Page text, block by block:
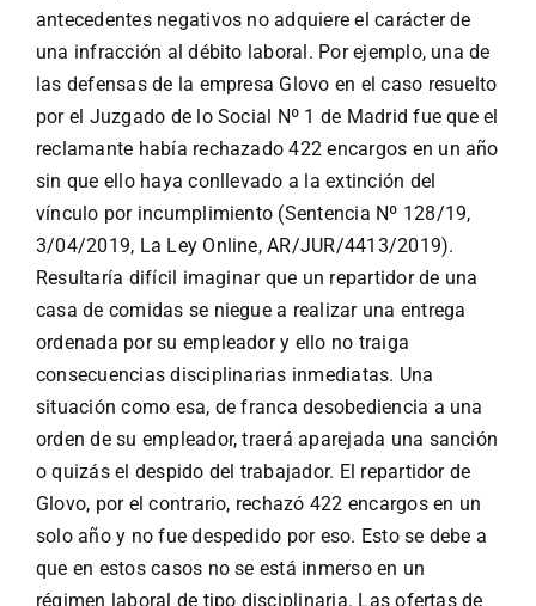
antecedentes negativos no adquiere el carácter de
una infracción al débito laboral. Por ejemplo, una de
las defensas de la empresa Glovo en el caso resuelto
por el Juzgado de lo Social Nº 1 de Madrid fue que el
reclamante había rechazado 422 encargos en un año
sin que ello haya conllevado a la extinción del
vínculo por incumplimiento (Sentencia Nº 128/19,
3/04/2019, La Ley Online, AR/JUR/4413/2019).
Resultaría difícil imaginar que un repartidor de una
casa de comidas se niegue a realizar una entrega
ordenada por su empleador y ello no traiga
consecuencias disciplinarias inmediatas. Una
situación como esa, de franca desobediencia a una
orden de su empleador, traerá aparejada una sanción
o quizás el despido del trabajador. El repartidor de
Glovo, por el contrario, rechazó 422 encargos en un
solo año y no fue despedido por eso. Esto se debe a
que en estos casos no se está inmerso en un
régimen laboral de tipo disciplinaria. Las ofertas de